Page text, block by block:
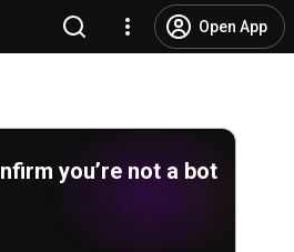
Open App
you’re not a bot